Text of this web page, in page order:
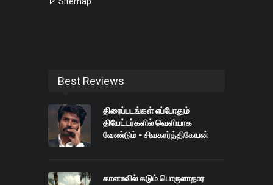
Best Reviews
திரைப்படங்கள் எப்போதும்
தியேட்டர்களில் வெளியாக
வேண்டும் - சிவகார்த்திகேயன்
கானாவில் கடும் பொருளாதார